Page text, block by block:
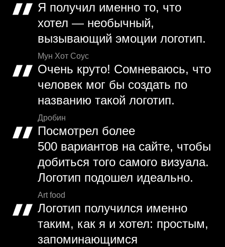
Я получил именно то, что
хотел — необычный,
вызывающий эмоции логотип.
Мун Хот Соус
Очень круто! Сомневаюсь, что
человек мог бы создать по
названию такой логотип.
Дробин
Посмотрел более
500 вариантов на сайте, чтобы
добиться того самого визуала.
Логотип подошел идеально.
Art food
Логотип получился именно
таким, как я и хотел: простым,
запоминающимся